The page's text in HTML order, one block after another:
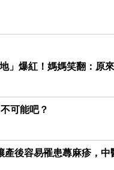
」爆紅！媽媽笑翻：原
可能吧？
產後容易罹患蕁麻疹，